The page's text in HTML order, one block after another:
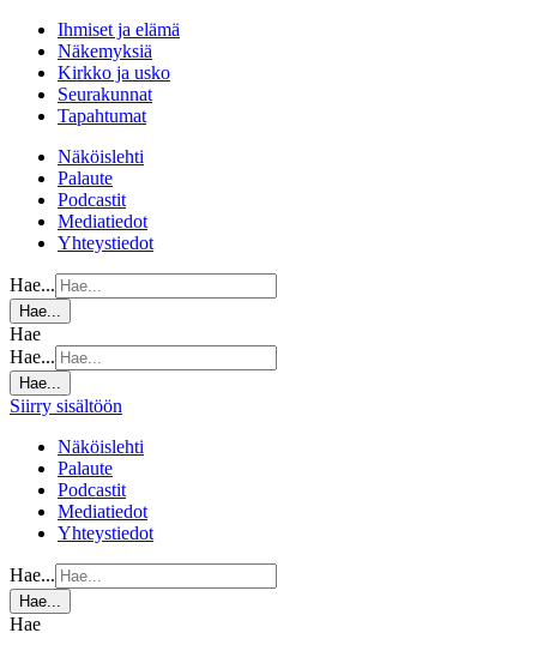
Ihmiset ja elämä
Näkemyksiä
Kirkko ja usko
Seurakunnat
Tapahtumat
Näköislehti
Palaute
Podcastit
Mediatiedot
Yhteystiedot
Hae...
Hae...
Hae
Hae...
Hae...
Siirry sisältöön
Näköislehti
Palaute
Podcastit
Mediatiedot
Yhteystiedot
Hae...
Hae...
Hae